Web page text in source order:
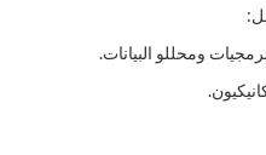
ومحللو البيانات.